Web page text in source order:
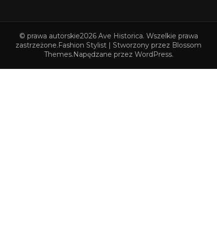
© prawa autorskie2026 Ave Historica. Wszelkie prawa
zastrzeżone.Fashion Stylist | Stworzony przez Blossom
Themes.Napędzane przez WordPress.